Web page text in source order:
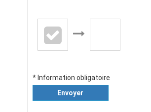
* Information obligatoire
Envoyer